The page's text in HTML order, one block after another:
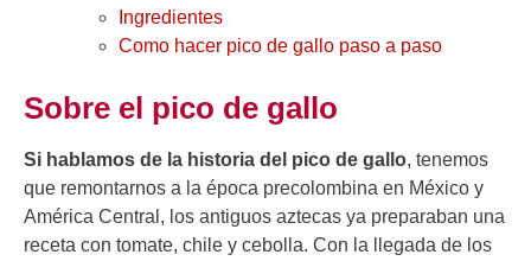
Ingredientes
Como hacer pico de gallo paso a paso
Sobre el pico de gallo
Si hablamos de la historia del pico de gallo, tenemos
que remontarnos a la época precolombina en México y
América Central, los antiguos aztecas ya preparaban una
receta con tomate, chile y cebolla. Con la llegada de los